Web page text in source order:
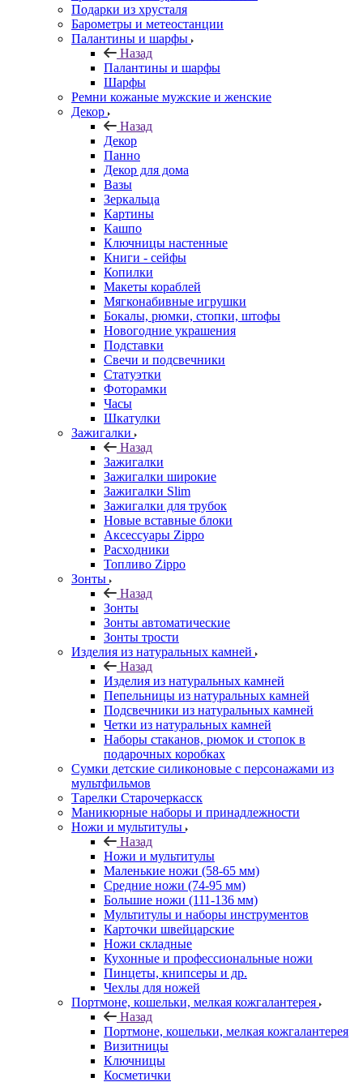
Подарки из хрусталя
Барометры и метеостанции
Палантины и шарфы
Назад
Палантины и шарфы
Шарфы
Ремни кожаные мужские и женские
Декор
Назад
Декор
Панно
Декор для дома
Вазы
Зеркальца
Картины
Кашпо
Ключницы настенные
Книги - сейфы
Копилки
Макеты кораблей
Мягконабивные игрушки
Бокалы, рюмки, стопки, штофы
Новогодние украшения
Подставки
Свечи и подсвечники
Статуэтки
Фоторамки
Часы
Шкатулки
Зажигалки
Назад
Зажигалки
Зажигалки широкие
Зажигалки Slim
Зажигалки для трубок
Новые вставные блоки
Аксессуары Zippo
Расходники
Топливо Zippo
Зонты
Назад
Зонты
Зонты автоматические
Зонты трости
Изделия из натуральных камней
Назад
Изделия из натуральных камней
Пепельницы из натуральных камней
Подсвечники из натуральных камней
Четки из натуральных камней
Наборы стаканов, рюмок и стопок в
подарочных коробках
Сумки детские силиконовые с персонажами из
мультфильмов
Тарелки Старочеркасск
Маникюрные наборы и принадлежности
Ножи и мультитулы
Назад
Ножи и мультитулы
Маленькие ножи (58-65 мм)
Средние ножи (74-95 мм)
Большие ножи (111-136 мм)
Мультитулы и наборы инструментов
Карточки швейцарские
Ножи складные
Кухонные и профессиональные ножи
Пинцеты, книпсеры и др.
Чехлы для ножей
Портмоне, кошельки, мелкая кожгалантерея
Назад
Портмоне, кошельки, мелкая кожгалантерея
Визитницы
Ключницы
Косметички